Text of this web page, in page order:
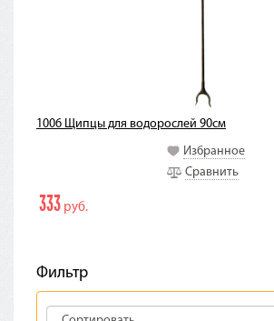
1006 Щипцы для водорослей 90см
Избранное
Сравнить
333 руб.
Фильтр